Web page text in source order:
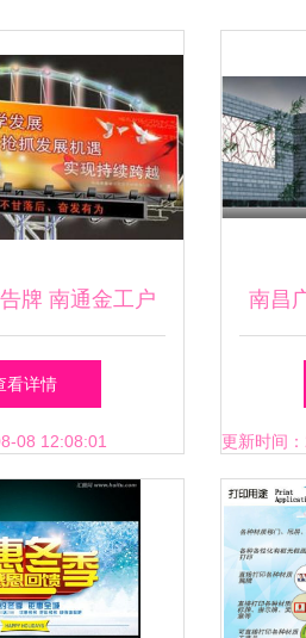
牌 南通金工户
作的品质之道
看详情
08 12:08:01
南昌
版”
更新时间